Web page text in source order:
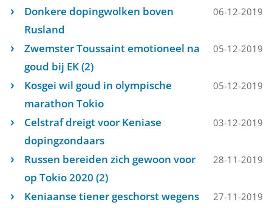
Donkere dopingwolken boven
Rusland
06-12-2019
Zwemster Toussaint emotioneel na
goud bij EK (2)
05-12-2019
Kosgei wil goud in olympische
marathon Tokio
05-12-2019
Celstraf dreigt voor Keniase
dopingzondaars
03-12-2019
Russen bereiden zich gewoon voor
op Tokio 2020 (2)
28-11-2019
Keniaanse tiener geschorst wegens
27-11-2019